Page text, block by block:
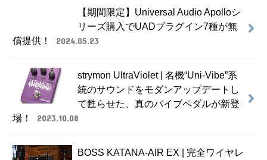
【期間限定】Universal Audio Apolloシ
リーズ購入でUADプラグイン7種が無
償提供！
2024.05.23
strymon UltraViolet | 名機“Uni-Vibe”系
統のサウンドをモダンアップデートし
て甦らせた、真のバイブペダルが新登
場！
2023.10.08
BOSS KATANA-AIR EX | 完全ワイヤレ